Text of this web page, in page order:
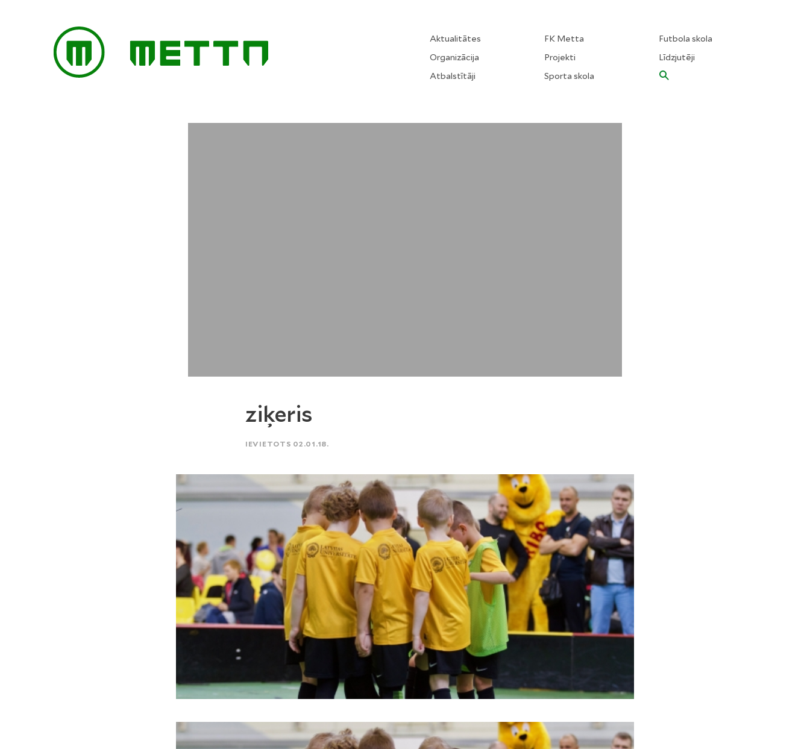
Aktualitātes
Organizācija
Atbalstītāji
FK Metta
Projekti
Sporta skola
Futbola skola
Līdzjutēji
ziķeris
IEVIETOTS 02.01.18.